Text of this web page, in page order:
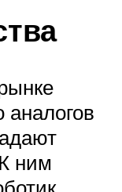
аналогов
ним